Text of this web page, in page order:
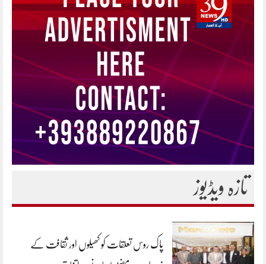
تازہ ویڈیوز
پاک روس تعلقات کو کھیلوں اور ثقافت کے